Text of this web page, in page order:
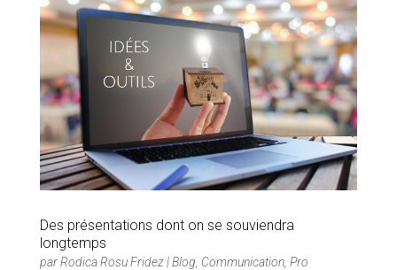
Des présentations dont on se souviendra
longtemps
parRodica Rosu Fridez|Blog Communication, Pro